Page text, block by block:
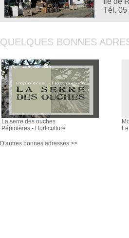
Tél. 05
QUELQUES BONNES
La serre des ouches
Pépinières - Horticulture
D'autres bonnes adresses >>